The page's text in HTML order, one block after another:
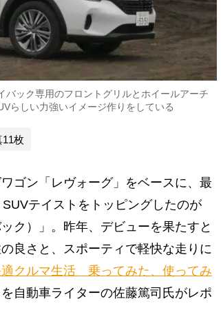
ック専用のフロントグリルとホイールアーチ
らしい力強いイメージ作りをしている
11枚
ゴン「レヴォーグ」をベースに、最
テイストをトッピングしたのが
ク）」。昨年、デビューを果たすと
良さと、スポーティで軽快な走りに
適クルマ生活 乗ってみた、使ってみ
自動車ライターの佐藤篤司氏がレポ